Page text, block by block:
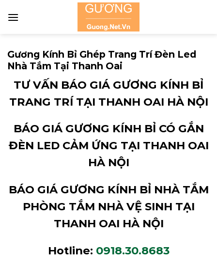
Gương Kính Bỉ Ghép Trang Trí Đèn Led
Nhà Tắm Tại Thanh Oai
TƯ VẤN BÁO GIÁ GƯƠNG KÍNH BỈ
TRANG TRÍ TẠI THANH OAI HÀ NỘI
BÁO GIÁ GƯƠNG KÍNH BỈ CÓ GẮN
ĐÈN LED CẢM ỨNG TẠI THANH OAI
HÀ NỘI
BÁO GIÁ GƯƠNG KÍNH BỈ NHÀ TẮM
PHÒNG TẮM NHÀ VỆ SINH TẠI
THANH OAI HÀ NỘI
Hotline: 0918.30.8683